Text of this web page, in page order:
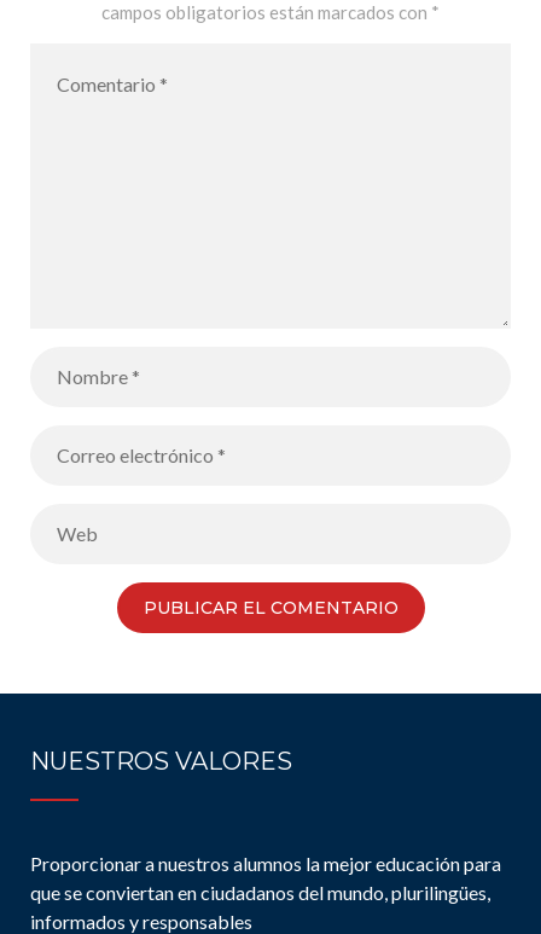
campos obligatorios están marcados con *
NUESTROS VALORES
Proporcionar a nuestros alumnos la mejor educación para
que se conviertan en ciudadanos del mundo, plurilingües,
informados y responsables